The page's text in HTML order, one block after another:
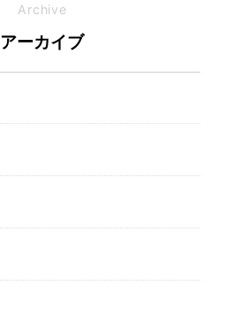
Archive
アーカイブ